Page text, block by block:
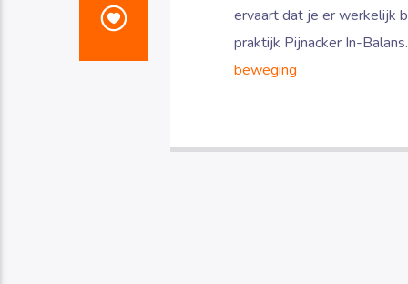
ervaart dat je er werkelijk
praktijk Pijnacker In-
beweging